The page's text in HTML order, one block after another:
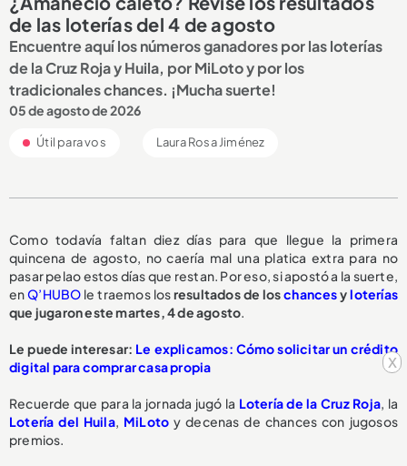
x
de las loterías del 4 de agosto
Encuentre aquí los números ganadores por las loterías
de la Cruz Roja y Huila, por MiLoto y por los
tradicionales chances. ¡Mucha suerte!
05 de agosto de 2026
Útil para vos Laura Rosa Jiménez
Como todavía faltan diez días para que llegue la primera
quincena de agosto, no caería mal una platica extra para no
pasar pelao estos días que restan. Por eso, si apostó a la suerte,
enQ’HUBO le traemos losresultados de loschancesyloterías
que jugaron este martes, 4 de agosto.
Le puede interesar: Le explicamos: Cómo solicitar un crédito
digital para comprar casa propia
Recuerde que para la jornada jugó la Lotería de la Cruz Roja, la
Lotería del Huila, MiLoto y decenas de chances con jugosos
premios.